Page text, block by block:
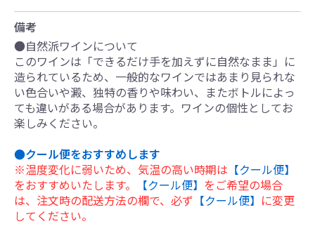
備考
●自然派ワインについて
このワインは「できるだけ手を加えずに自然なまま」に
造られているため、一般的なワインではあまり見られな
い色合いや澱、独特の香りや味わい、またボトルによっ
ても違いがある場合があります。ワインの個性としてお
楽しみください。
●クール便をおすすめします
※温度変化に弱いため、気温の高い時期は 【クール便】
をおすすめいたします。
【クール便】 をご希望の場合
は、注文時の配送方法の欄で、必ず 【クール便】 に変更
してください。